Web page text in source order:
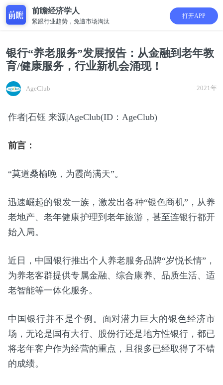
前瞻经济学人
紧跟行业趋势，免遭市场淘汰
打开APP
银行“养老服务”发展报告：从金融到老年教
育/健康服务，行业新机会涌现！
AgeClub 2021年
作者|石钰 来源|AgeClub(ID：AgeClub)
前言：
“莫道桑榆晚，为霞尚满天”。
迅速崛起的银发一族，激发出各种“银色商机”，从养
老地产、老年健康护理到老年旅游，甚至连银行都开
始入局。
近日，中国银行推出个人养老服务品牌“岁悦长情”，
为养老客群提供专属金融、综合康养、品质生活、适
老智能等一体化服务。
中国银行并不是个例。面对潜力巨大的银色经济市
场，无论是国有大行、股份行还是地方性银行，都已
将老年客户作为经营的重点，且很多已经取得了不错
的成绩。